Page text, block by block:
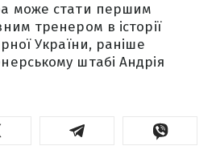
може стати першим
тренером в історії
України, раніше
штабі Андрія